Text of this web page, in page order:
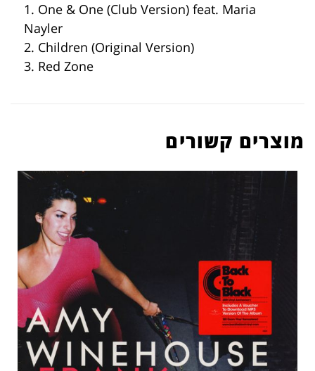
1. One & One (Club Version) feat. Maria
Nayler
2. Children (Original Version)
3. Red Zone
מוצרים קשורים